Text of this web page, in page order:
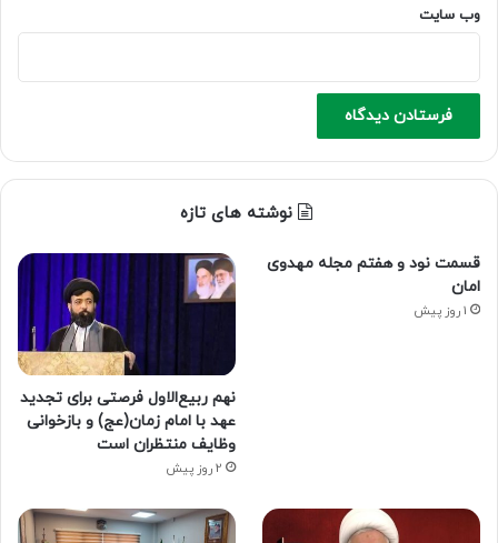
وب‌ سایت
نوشته های تازه
قسمت نود و هفتم مجله مهدوی
امان
1 روز پیش
نهم ربیع‌الاول فرصتی برای تجدید
عهد با امام زمان(عج) و بازخوانی
وظایف منتظران است
2 روز پیش